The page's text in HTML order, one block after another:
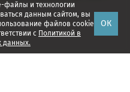
файлы и технологии
данным сайтом, вы
файлов cookie
с Политикой в
данных.
ОК